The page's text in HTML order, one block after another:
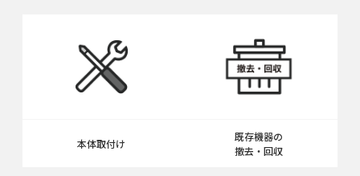
本体取付け
既存機器の
撤去・回収